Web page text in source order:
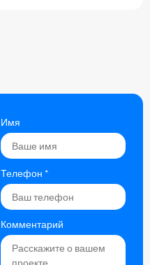
Имя
Телефон *
Комментарий